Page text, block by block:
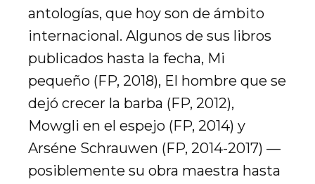
antologías, que hoy son de ámbito
internacional. Algunos de sus libros
publicados hasta la fecha, Mi
pequeño (FP, 2018), El hombre que se
dejó crecer la barba (FP, 2012),
Mowgli en el espejo (FP, 2014) y
Arséne Schrauwen (FP, 2014-2017) —
posiblemente su obra maestra hasta